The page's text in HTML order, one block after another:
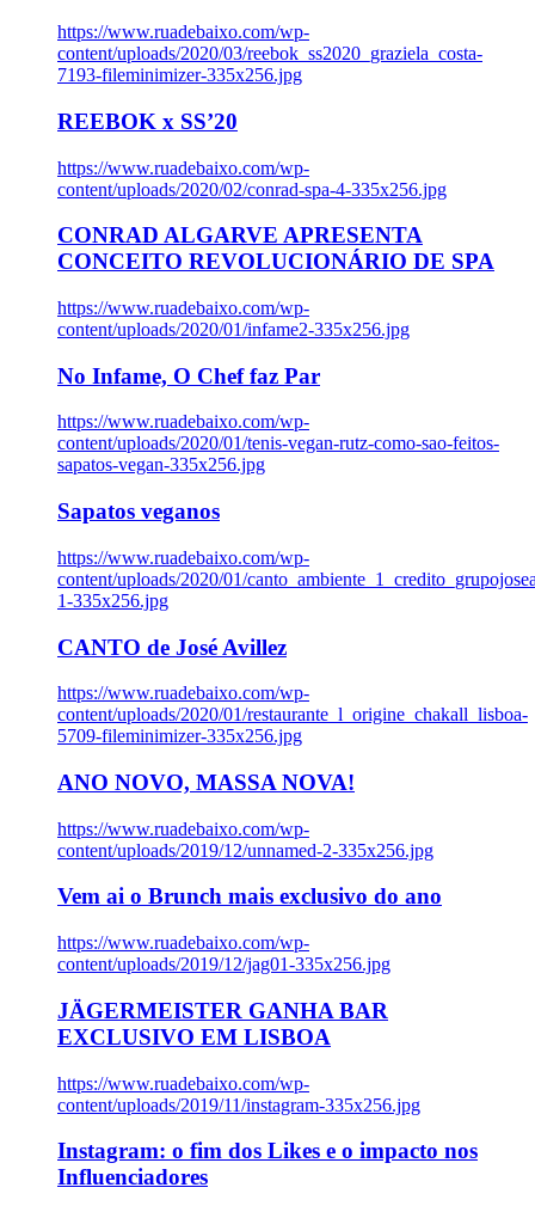
https://www.ruadebaixo.com/wp-
content/uploads/2020/03/reebok_ss2020_graziela_costa-
7193-fileminimizer-335x256.jpg
REEBOK x SS’20
https://www.ruadebaixo.com/wp-
content/uploads/2020/02/conrad-spa-4-335x256.jpg
CONRAD ALGARVE APRESENTA
CONCEITO REVOLUCIONÁRIO DE SPA
https://www.ruadebaixo.com/wp-
content/uploads/2020/01/infame2-335x256.jpg
No Infame, O Chef faz Par
https://www.ruadebaixo.com/wp-
content/uploads/2020/01/tenis-vegan-rutz-como-sao-feitos-
sapatos-vegan-335x256.jpg
Sapatos veganos
https://www.ruadebaixo.com/wp-
content/uploads/2020/01/
1-335x256.jpg
CANTO de José Avillez
https://www.ruadebaixo.com/wp-
content/uploads/2020/01/restaurante_l_origine_chakall_lisboa-
5709-fileminimizer-335x256.jpg
ANO NOVO, MASSA NOVA!
https://www.ruadebaixo.com/wp-
content/uploads/2019/12/unnamed-2-335x256.jpg
Vem ai o Brunch mais exclusivo do ano
https://www.ruadebaixo.com/wp-
content/uploads/2019/12/jag01-335x256.jpg
JÄGERMEISTER GANHA BAR
EXCLUSIVO EM LISBOA
https://www.ruadebaixo.com/wp-
content/uploads/2019/11/instagram-335x256.jpg
Instagram: o fim dos Likes e o impacto nos
Influenciadores